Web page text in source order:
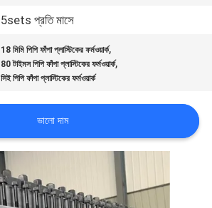
5sets প্রতি মাসে
18 মিমি পিপি ফাঁপা প্লাস্টিকের ফর্মওয়ার্ক,
80 টাইমস পিপি ফাঁপা প্লাস্টিকের ফর্মওয়ার্ক,
সিই পিপি ফাঁপা প্লাস্টিকের ফর্মওয়ার্ক
ভালো দাম